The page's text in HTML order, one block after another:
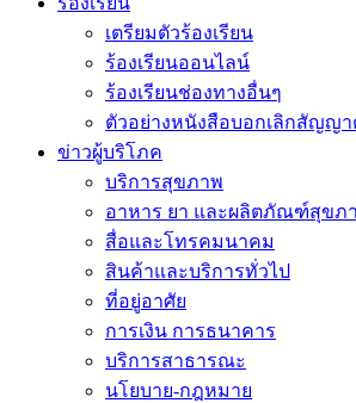
เตรียมตัวร้องเรียน
ร้องเรียนออนไลน์
ร้องเรียนช่องทางอื่นๆ
ตัวอย่างหนังสือบอกเลิกสัญญา
ข่าวผู้บริโภค
บริการสุขภาพ
อาหาร ยา และผลิตภัณฑ์สุขภ
สื่อและโทรคมนาคม
สินค้าและบริการทั่วไป
ที่อยู่อาศัย
การเงิน การธนาคาร
บริการสาธารณะ
นโยบาย-กฎหมาย